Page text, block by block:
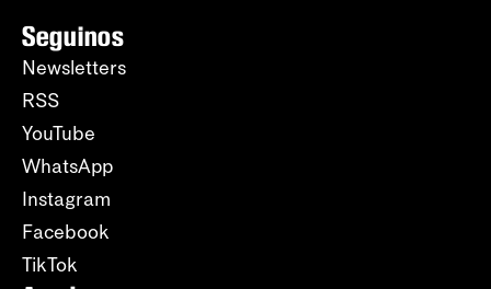
Seguinos
Newsletters
RSS
YouTube
WhatsApp
Instagram
Facebook
TikTok